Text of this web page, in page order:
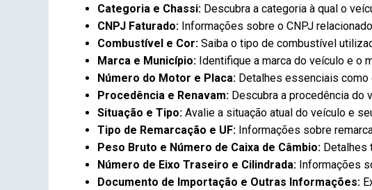
Categoria e Chassi: Descubra a categoria à qual o
CNPJ Faturado: Informações sobre o CNPJ
Combustível e Cor: Saiba o tipo de combustível
Marca e Município: Identifique a marca do veículo e o
Número do Motor e Placa: Detalhes essenciais
Procedência e Renavam: Descubra a procedência do
Situação e Tipo: Avalie a situação atual do veículo e
Tipo de Remarcação e UF: Informações sobre
Peso Bruto e Número de Caixa de Câmbio: Detalhes
Número de Eixo Traseiro e Cilindrada: Informações
Documento de Importação e Outras Informações: